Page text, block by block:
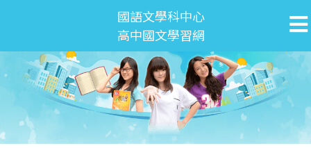
國語文學科中心
高中國文學習網